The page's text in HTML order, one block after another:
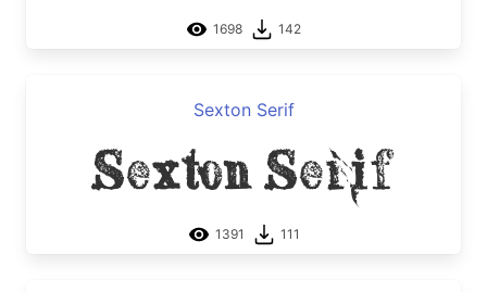
1698 142
Sexton Serif
Sexton Serif
1391 111